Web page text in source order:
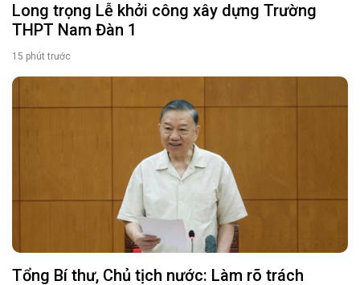
Long trọng Lễ khởi công xây dựng Trường
THPT Nam Đàn 1
15 phút trước
Tổng Bí thư, Chủ tịch nước: Làm rõ trách